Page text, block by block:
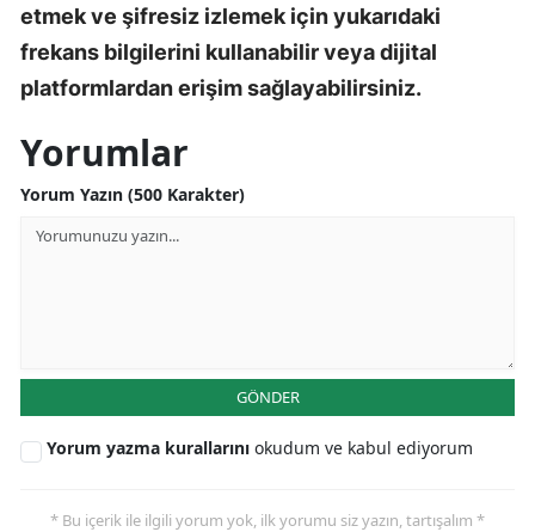
Kilis
Osmaniye
etmek ve şifresiz izlemek için yukarıdaki
frekans bilgilerini kullanabilir veya dijital
platformlardan erişim sağlayabilirsiniz.
Yorumlar
Yorum Yazın (500 Karakter)
GÖNDER
Yorum yazma kurallarını okudum ve kabul ediyorum
* Bu içerik ile ilgili yorum yok, ilk yorumu siz yazın, tartışalım *